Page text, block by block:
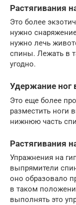
Растягивания
Это более
нужно
нужно лечь
спины. Лежать в
угодно.
Удержание ног
Это еще более
разместить ноги
нижнюю часть
Растягивания
Упражнения на
выпрямители
оно образовало
в таком
выполнять это